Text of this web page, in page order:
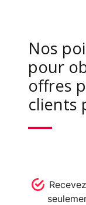
Nos
pour
offres
clients